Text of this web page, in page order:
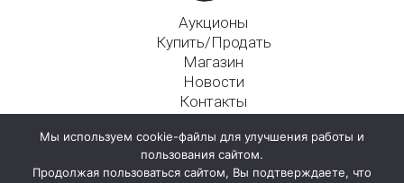
Аукционы
Купить/Продать
Магазин
Новости
Контакты
125009, г. Москва, Никитский пер., д. 4а, стр. 1
Мы используем cookie-файлы для улучшения работы и
пользования сайтом.
Продолжая пользоваться сайтом, Вы подтверждаете, что